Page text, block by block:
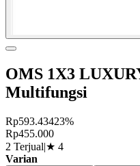
OMS 1X3
Multifungsi
Rp593.43423%
Rp455.000
2 Terjual|★ 4
Varian